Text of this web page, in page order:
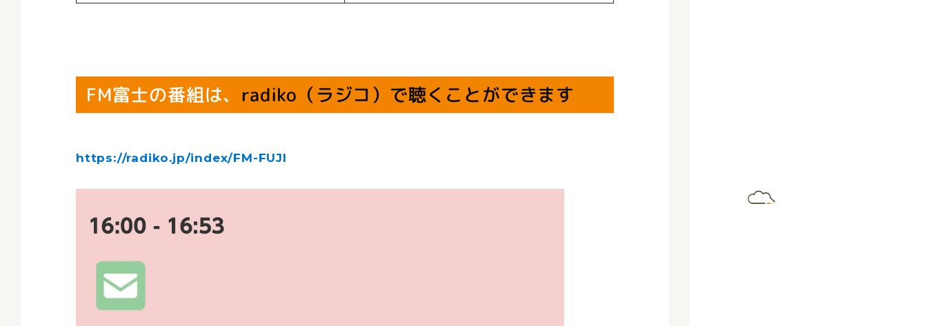
FM富士の番組は、 radiko（ラジコ）で聴くことができます
https://radiko.jp/index/FM-FUJI